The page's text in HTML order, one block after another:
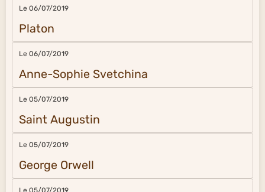
Le 06/07/2019
Platon
Le 06/07/2019
Anne-Sophie Svetchina
Le 05/07/2019
Saint Augustin
Le 05/07/2019
George Orwell
Le 05/07/2019